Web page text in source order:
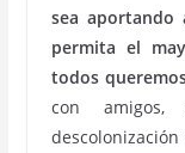
sea aportando
permita el
todos
con